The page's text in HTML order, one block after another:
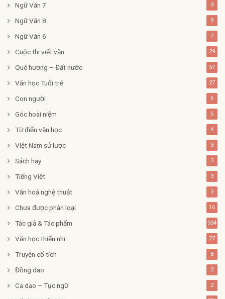
Ngữ Văn 7 9
Ngữ Văn 8 9
Ngữ Văn 6 7
Cuộc thi viết văn 29
Quê hương – Đất nước 57
Văn học Tuổi trẻ 27
Con người 6
Góc hoài niệm 5
Từ điển văn học 4
Việt Nam sử lược 3
Sách hay 3
Tiếng Việt 3
Văn hoá nghệ thuật 3
Chưa được phân loại 16
Tác giả & Tác phẩm 334
Văn học thiếu nhi 27
Truyện cổ tích 8
Đồng dao 2
Ca dao – Tục ngữ 2